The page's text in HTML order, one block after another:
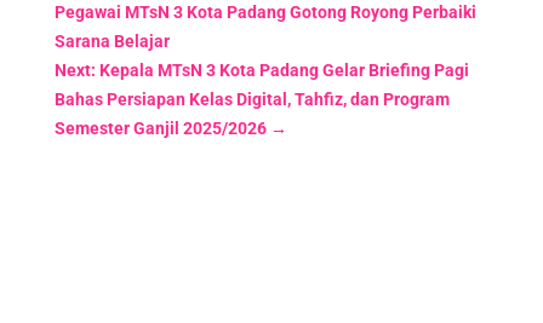
Pegawai MTsN 3 Kota Padang Gotong Royong Perbaiki
Sarana Belajar
Next: Kepala MTsN 3 Kota Padang Gelar Briefing Pagi
Bahas Persiapan Kelas Digital, Tahfiz, dan Program
Semester Ganjil 2025/2026→